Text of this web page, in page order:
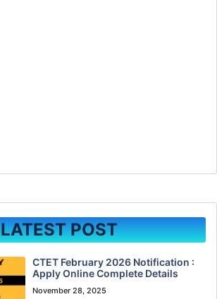
LATEST POST
CTET February 2026 Notification :
Apply Online Complete Details
November 28, 2025